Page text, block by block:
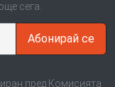
сега.
Абонирай се
пред Комисията